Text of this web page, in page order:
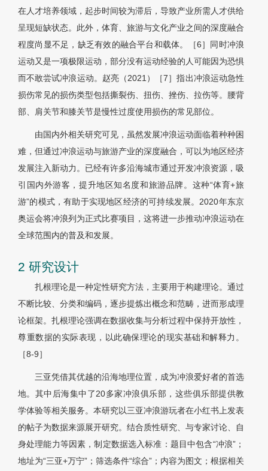
在人才培养领域，起步时间较为滞后，导致产业所需人才供给
呈现短缺状态。此外，体育、旅游与文化产业之间的深度融合
程度尚显不足，缺乏有效的融合平台和载体。［6］同时冲浪
运动又是一项极限运动，部分没有运动经验的人可能因为恐惧
而不敢尝试冲浪运动。赵亮（2021）［7］指出冲浪运动急性
损伤常见的损伤类型包括撕裂伤、扭伤、挫伤、拉伤等。腰背
部、肩关节和膝关节是慢性过度使用损伤的常见部位。
由国内外相关研究可见，虽然发展冲浪运动面临着种种困
难，但通过冲浪运动与旅游产业的深度融合，可以为地区经济
发展注入新动力。已经有许多沿海城市通过开发冲浪资源，吸
引国内外游客，提升地区知名度和旅游品牌。这种“体育+旅
游”的模式，有助于实现地区经济的可持续发展。2020年东京
奥运会将冲浪列为正式比赛项目，这将进一步推动冲浪运动在
全球范围内的普及和发展。
2 研究设计
扎根理论是一种定性研究方法，主要用于构建理论。通过
不断比较、分类和编码，逐步提炼出概念和范畴，进而形成理
论框架。扎根理论强调在数据收集与分析过程中保持开放性，
尊重数据的实际表现，以此确保理论的现实基础和解释力。
［8-9］
三亚凭借其优越的沿海地理位置，成为冲浪爱好者的首选
地。其中后海集中了20多家冲浪俱乐部，这些俱乐部提供教
学体验等相关服务。本研究以三亚冲浪游玩者在小红书上发表
的帖子为数据来源展开研究。结合质性研究、与专家讨论、自
身处理能力等因素，制定数据选入标准：题目中包含“冲浪”；
地址为“三亚+万宁”；筛选条件“综合”；内容为图文；根据相关